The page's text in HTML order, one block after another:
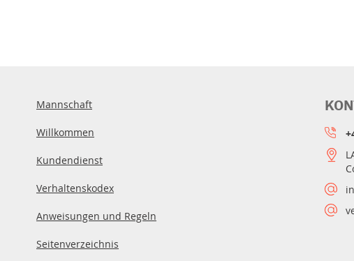
Mannschaft
Willkommen
Kundendienst
Verhaltenskodex
Anweisungen und Regeln
Seitenverzeichnis